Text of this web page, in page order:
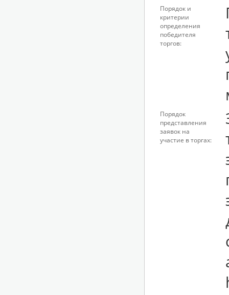
Порядок и
критерии
определения
победителя
торгов:
Порядок
представления
заявок на
участие в торгах: